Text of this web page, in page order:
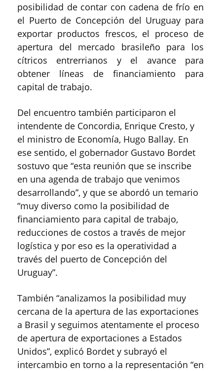
posibilidad de contar con cadena de frío en
el Puerto de Concepción del Uruguay para
exportar productos frescos, el proceso de
apertura del mercado brasileño para los
cítricos entrerrianos y el avance para
obtener líneas de financiamiento para
capital de trabajo.
Del encuentro también participaron el
intendente de Concordia, Enrique Cresto, y
el ministro de Economía, Hugo Ballay. En
ese sentido, el gobernador Gustavo Bordet
sostuvo que “esta reunión que se inscribe
en una agenda de trabajo que venimos
desarrollando”, y que se abordó un temario
“muy diverso como la posibilidad de
financiamiento para capital de trabajo,
reducciones de costos a través de mejor
logística y por eso es la operatividad a
través del puerto de Concepción del
Uruguay”.
También “analizamos la posibilidad muy
cercana de la apertura de las exportaciones
a Brasil y seguimos atentamente el proceso
de apertura de exportaciones a Estados
Unidos”, explicó Bordet y subrayó el
intercambio en torno a la representación “en